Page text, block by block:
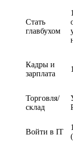
Стать
главбухом
Кадры и
зарплата
Торговля/
склад
Войти в IT